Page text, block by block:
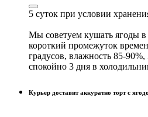
5 суток при условии
Мы советуем кушать ягоды в
короткий промежуток
градусов, влажность 85-
спокойно 3 дня в
Курьер доставит аккуратно торт с